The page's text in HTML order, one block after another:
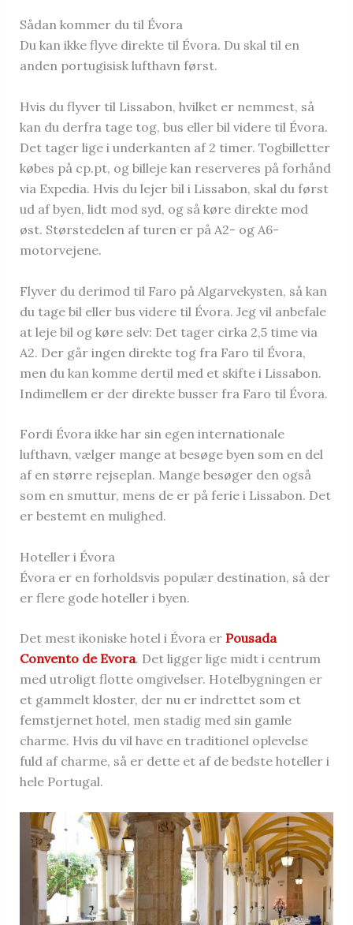
Sådan kommer du til Évora
Du kan ikke flyve direkte til Évora. Du skal til en
anden portugisisk lufthavn først.
Hvis du flyver til Lissabon, hvilket er nemmest, så
kan du derfra tage tog, bus eller bil videre til Évora.
Det tager lige i underkanten af 2 timer. Togbilletter
købes på cp.pt, og billeje kan reserveres på forhånd
via Expedia. Hvis du lejer bil i Lissabon, skal du først
ud af byen, lidt mod syd, og så køre direkte mod
øst. Størstedelen af turen er på A2- og A6-
motorvejene.
Flyver du derimod til Faro på Algarvekysten, så kan
du tage bil eller bus videre til Évora. Jeg vil anbefale
at leje bil og køre selv: Det tager cirka 2,5 time via
A2. Der går ingen direkte tog fra Faro til Évora,
men du kan komme dertil med et skifte i Lissabon.
Indimellem er der direkte busser fra Faro til Évora.
Fordi Évora ikke har sin egen internationale
lufthavn, vælger mange at besøge byen som en del
af en større rejseplan. Mange besøger den også
som en smuttur, mens de er på ferie i Lissabon. Det
er bestemt en mulighed.
Hoteller i Évora
Évora er en forholdsvis populær destination, så der
er flere gode hoteller i byen.
Det mest ikoniske hotel i Évora er Pousada
Convento de Evora. Det ligger lige midt i centrum
med utroligt flotte omgivelser. Hotelbygningen er
et gammelt kloster, der nu er indrettet som et
femstjernet hotel, men stadig med sin gamle
charme. Hvis du vil have en traditionel oplevelse
fuld af charme, så er dette et af de bedste hoteller i
hele Portugal.